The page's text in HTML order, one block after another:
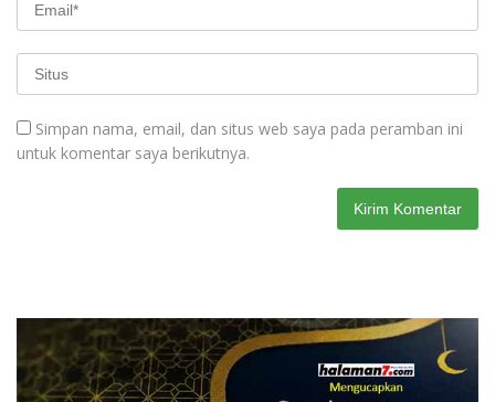
Simpan nama, email, dan situs web saya pada peramban ini
untuk komentar saya berikutnya.